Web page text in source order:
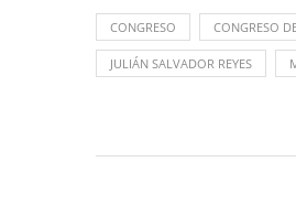
CONGRESO CONGRESO
JULIÁN SALVADOR REYES